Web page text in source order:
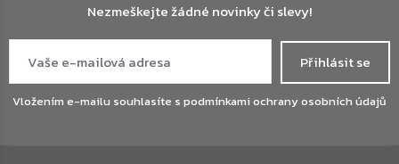
Nezmeškejte žádné novinky či slevy!
Přihlásit se
Vložením e-mailu souhlasíte s podmínkami ochrany osobních údajů